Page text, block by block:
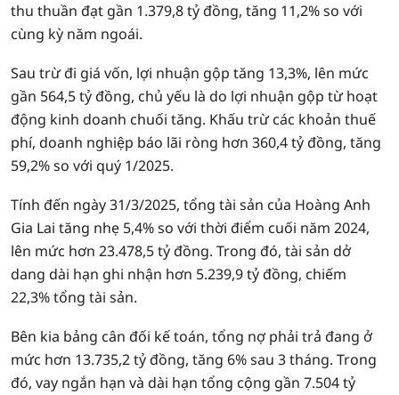
thu thuần đạt gần 1.379,8 tỷ đồng, tăng 11,2% so với
cùng kỳ năm ngoái.
Sau trừ đi giá vốn, lợi nhuận gộp tăng 13,3%, lên mức
gần 564,5 tỷ đồng, chủ yếu là do lợi nhuận gộp từ hoạt
động kinh doanh chuối tăng. Khấu trừ các khoản thuế
phí, doanh nghiệp báo lãi ròng hơn 360,4 tỷ đồng, tăng
59,2% so với quý 1/2025.
Tính đến ngày 31/3/2025, tổng tài sản của Hoàng Anh
Gia Lai tăng nhẹ 5,4% so với thời điểm cuối năm 2024,
lên mức hơn 23.478,5 tỷ đồng. Trong đó, tài sản dở
dang dài hạn ghi nhận hơn 5.239,9 tỷ đồng, chiếm
22,3% tổng tài sản.
Bên kia bảng cân đối kế toán, tổng nợ phải trả đang ở
mức hơn 13.735,2 tỷ đồng, tăng 6% sau 3 tháng. Trong
đó, vay ngắn hạn và dài hạn tổng cộng gần 7.504 tỷ